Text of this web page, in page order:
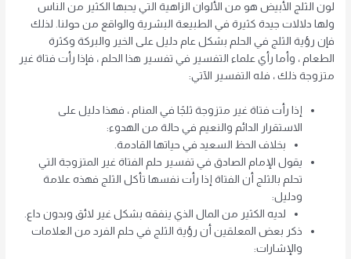
لون الثلج الأبيض هو من الألوان الزاهية التي يحبها الكثير من الناس
ولها دلالات جيدة كثيرة في الطبيعة البشرية والواقع من حولنا. لذلك
فإن رؤية الثلج في الحلم بشكل عام دليل على الخير والبركة وكثرة
الطعام ، وأما رأي علماء التفسير في تفسير هذا الحلم ، فإذا رأت فتاة غير
متزوجة ذلك ، فله التفسير الآتي:
إذا رأت فتاة غير متزوجة ثلجًا في المنام ، فهذا دليل على
الاستقرار الدائم والنعيم في حالة من الهدوء:
بخلاف الحظ السعيد في حياتها القادمة.
يقول الإمام الصادق في تفسير حلم الفتاة غير المتزوجة التي
تحلم بالثلج أن الفتاة إذا رأت نفسها تأكل الثلج فهذه علامة
ودليل:
لديه الكثير من المال الذي ينفقه بشكل غير لائق وبدون داع.
ذكر بعض المعلقين أن رؤية الثلج في حلم الفرد من العلامات
والإشارات: